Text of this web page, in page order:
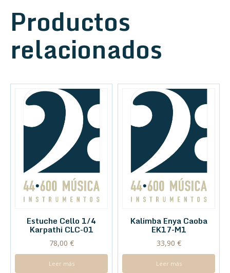
Productos
relacionados
Estuche Cello 1/4
Karpathi CLC-01
78,00 €
Leer más
Kalimba Enya Caoba
EK17-M1
33,90 €
Leer más